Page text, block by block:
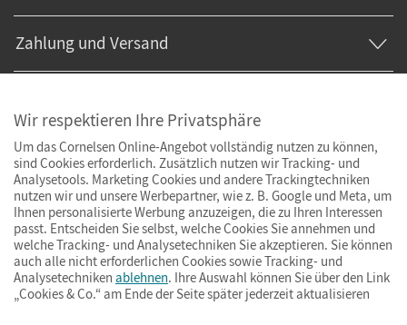
Zahlung und Versand
ImpressumAGBDatenschutzBarrierefreiheitCookies & Co.
Wir respektieren Ihre Privatsphäre
Um das Cornelsen Online-Angebot vollständig nutzen zu können,
sind Cookies erforderlich. Zusätzlich nutzen wir Tracking- und
Analysetools. Marketing Cookies und andere Trackingtechniken
nutzen wir und unsere Werbepartner, wie z. B. Google und Meta, um
Ihnen personalisierte Werbung anzuzeigen, die zu Ihren Interessen
passt. Entscheiden Sie selbst, welche Cookies Sie annehmen und
welche Tracking- und Analysetechniken Sie akzeptieren. Sie können
auch alle nicht erforderlichen Cookies sowie Tracking- und
Analysetechniken ablehnen. Ihre Auswahl können Sie über den Link
„Cookies & Co.“ am Ende der Seite später jederzeit aktualisieren